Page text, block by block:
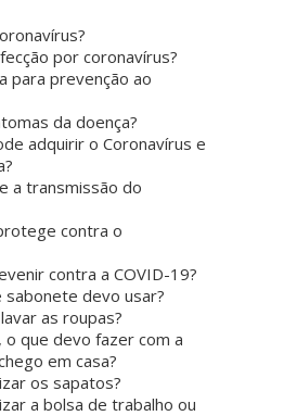
por coronavírus?
para prevenção ao
da doença?
adquirir o Coronavírus e
a transmissão do
contra o
contra a COVID-19?
sabonete devo usar?
as roupas?
o que devo fazer com a
em casa?
os sapatos?
a bolsa de trabalho ou